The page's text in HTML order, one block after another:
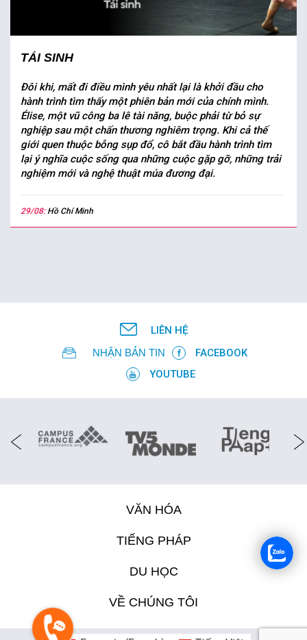
TÁI SINH
Đôi khi, mất đi điều mình yêu nhất lại là khởi đầu cho
hành trình tìm thấy một phiên bản mới của chính mình.
Élise, một vũ công ba lê tài năng, buộc phải từ bỏ sự
nghiệp sau một chấn thương nghiêm trọng. Khi cả thế
giới quen thuộc bỗng sụp đổ, cô bắt đầu hành trình tìm
lại ý nghĩa cuộc sống qua những cuộc gặp gỡ, những trải
nghiệm mới và nghệ thuật múa đương đại.
29/08: Hồ Chí Minh
LIÊN HỆ
NHẬN BẢN TIN
FACEBOOK
YOUTUBE
VĂN HÓA
TIẾNG PHÁP
DU HỌC
VỀ CHÚNG TÔI